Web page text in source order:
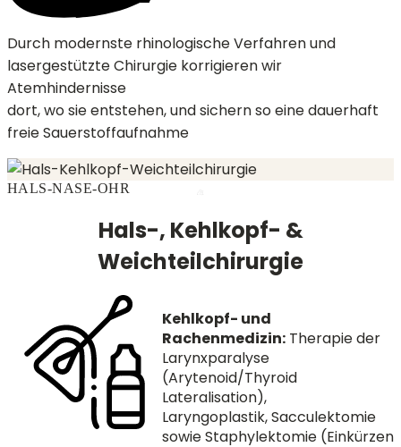
Durch modernste rhinologische Verfahren und
lasergestützte Chirurgie korrigieren wir
Atemhindernisse
dort, wo sie entstehen, und sichern so eine dauerhaft
freie Sauerstoffaufnahme
HALS-NASE-OHR
Hals-, Kehlkopf- &
Weichteilchirurgie
Kehlkopf- und
Rachenmedizin:Therapie der
Larynxparalyse
(Arytenoid/Thyroid
Lateralisation),
Laryngoplastik, Sacculektomie
sowie Staphylektomie (Einkürzen